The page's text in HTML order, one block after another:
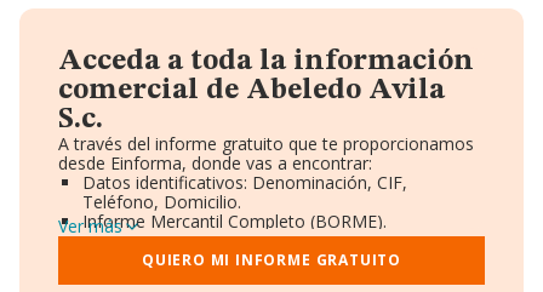
Acceda a toda la información
comercial de Abeledo Avila
S.c.
A través del informe gratuito que te proporcionamos
desde Einforma, donde vas a encontrar:
Datos identificativos: Denominación, CIF,
Teléfono, Domicilio.
Informe Mercantil Completo (BORME).
Gráficos de Evolución Ventas y Empleados.
Consejo de Administración y Administradores.
Directivos y Ejecutivos.
Ver más
QUIERO MI INFORME GRATUITO